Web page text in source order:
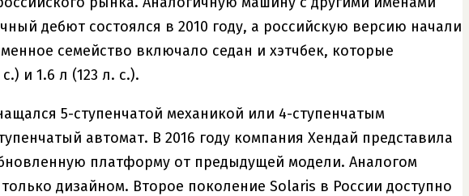
дебют состоялся в 2010 году, а российскую версию начали
семейство включало седан и хэтчбек, которые
и 1.6 л (123 л. с.).
5-ступенчатой механикой или 4-ступенчатым
автомат. В 2016 году компания Хендай представила
платформу от предыдущей модели. Аналогом
дизайном. Второе поколение Solaris в России доступно